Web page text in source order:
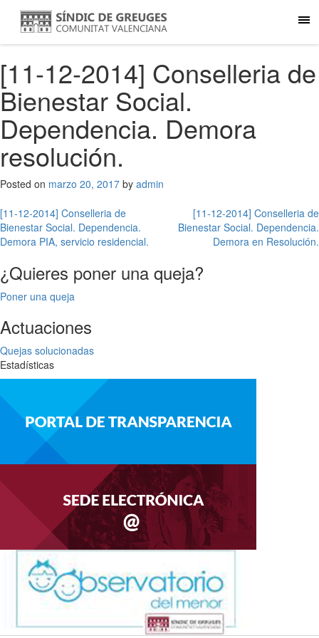
[11-12-2014] Conselleria de
Bienestar Social.
Dependencia. Demora
resolución.
Posted on marzo 20, 2017 by admin
Navegación
de
entradas
[11-12-2014] Conselleria de
Bienestar Social. Dependencia.
Demora PIA, servicio residencial.
[11-12-2014] Conselleria de
Bienestar Social. Dependencia.
Demora en Resolución.
¿Quieres poner una queja?
Poner una queja
Actuaciones
Quejas solucionadas
Estadísticas